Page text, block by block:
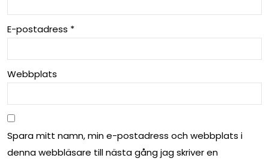
E-postadress *
Webbplats
Spara mitt namn, min e-postadress och webbplats i
denna webbläsare till nästa gång jag skriver en